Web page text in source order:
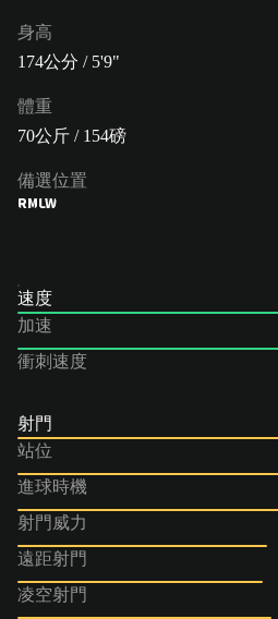
身高
174公分 / 5'9"
體重
70公斤 / 154磅
備選位置
RMLW
速度
加速
衝刺速度
射門
站位
進球時機
射門威力
遠距射門
凌空射門